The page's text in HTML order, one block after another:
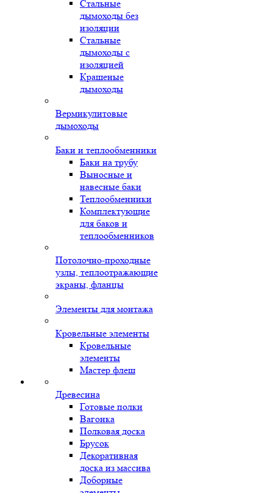
Стальные
дымоходы без
изоляции
Стальные
дымоходы с
изоляцией
Крашеные
дымоходы
Вермикулитовые
дымоходы
Баки и теплообменники
Баки на трубу
Выносные и
навесные баки
Теплообменники
Комплектующие
для баков и
теплообменников
Потолочно-проходные
узлы, теплоотражающие
экраны, фланцы
Элементы для монтажа
Кровельные элементы
Кровельные
элементы
Мастер флеш
Древесина
Готовые полки
Вагонка
Полковая доска
Брусок
Декоративная
доска из массива
Доборные